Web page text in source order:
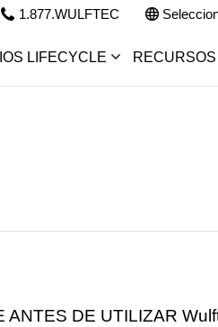
1.877.WULFTEC
LIFECYCLE RECURSOS
DE UTILIZAR